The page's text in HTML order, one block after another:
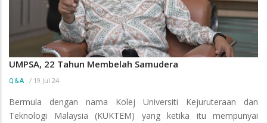
UMPSA, 22 Tahun Membelah Samudera
Q&A / 19 Jul 24
Bermula dengan nama Kolej Universiti Kejuruteraan dan
Teknologi Malaysia (KUKTEM) yang ketika itu mempunyai